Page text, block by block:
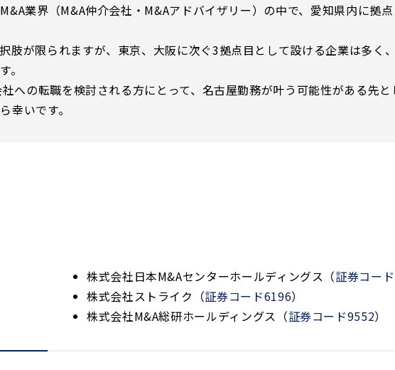
業界（M&A仲介会社・M&Aアドバイザリー）の中で、愛知県内に拠
肢が限られますが、東京、大阪に次ぐ3拠点目として設ける企業は多く
。
への転職を検討される方にとって、名古屋勤務が叶う可能性がある先
幸いです。
株式会社日本M&Aセンターホールディングス（証券コー
株式会社ストライク（証券コード6196）
株式会社M&A総研ホールディングス（証券コード9552）